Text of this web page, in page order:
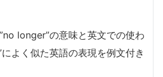
longer”の意味と英文での使わ
よく似た英語の表現を例文付き